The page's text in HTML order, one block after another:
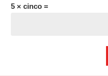
5 × cinco =